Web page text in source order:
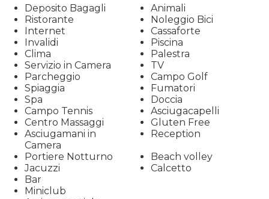
Deposito Bagagli
Ristorante
Internet
Invalidi
Clima
Servizio in Camera
Animali
Noleggio Bici
Cassaforte
Piscina
Palestra
TV
Parcheggio
Spiaggia
Spa
Campo Tennis
Centro Massaggi
Asciugamani in
Camera
Campo Golf
Fumatori
Doccia
Asciugacapelli
Gluten Free
Reception
Portiere Notturno
Jacuzzi
Bar
Miniclub
Beach volley
Calcetto